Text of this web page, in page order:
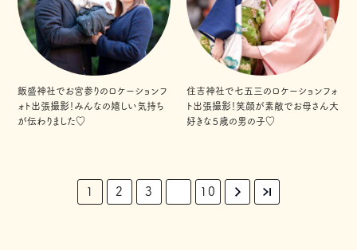
飯盛神社でお宮参りのロケーションフ
ォト出張撮影！みんなの嬉しい気持ち
が伝わりました♡
住吉神社で七五三のロケーションフォ
ト出張撮影！笑顔が素敵でお母さん大
好きな５歳の男の子♡
1 2 3 10